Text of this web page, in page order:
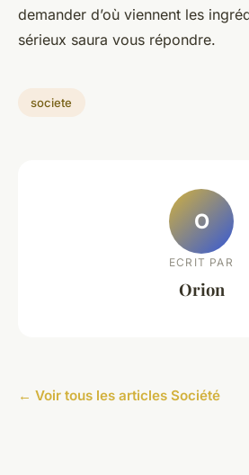
demander d’où viennent les
sérieux saura vous répondre.
societe
O
ECRIT PAR
Orion
← Voir tous les articles Société